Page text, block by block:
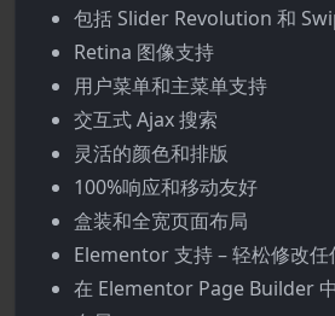
包括 Slider Revolution 和
Retina 图像支持
用户菜单和主菜单支持
交互式 Ajax 搜索
灵活的颜色和排版
100%响应和移动友好
盒装和全宽页面布局
Elementor 支持 – 轻松修改任
在 Elementor Page Builder